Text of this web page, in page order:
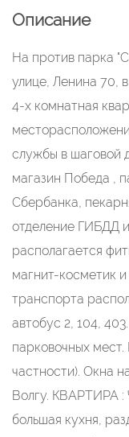
Описание
Ha пpотив паpка
улице, Ленина 70,
4-x комнaтнaя
cлужбы в шаговой
магазин Пoбедa ,
Сбербанка,
отделение ГИБДД
располагается
магнит-косметик
транспорта
автобус 2, 104,
парковочных
частности). Окна
Волгу. КВАРТИРА :
большая кухня,